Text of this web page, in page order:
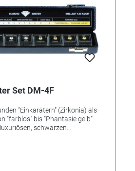
Set DM-4F
"Einkarätern" (Zirkonia) als
"farblos" bis "Phantasie gelb".
schwarzen